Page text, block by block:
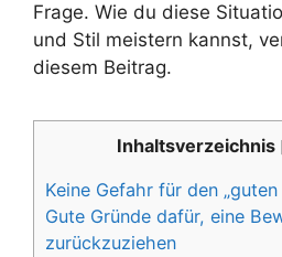
Frage. Wie du diese
und Stil meistern kannst,
diesem Beitrag.
Inhaltsverzeichnis
Keine Gefahr für den „guten
Gute Gründe dafür, eine
zurückzuziehen